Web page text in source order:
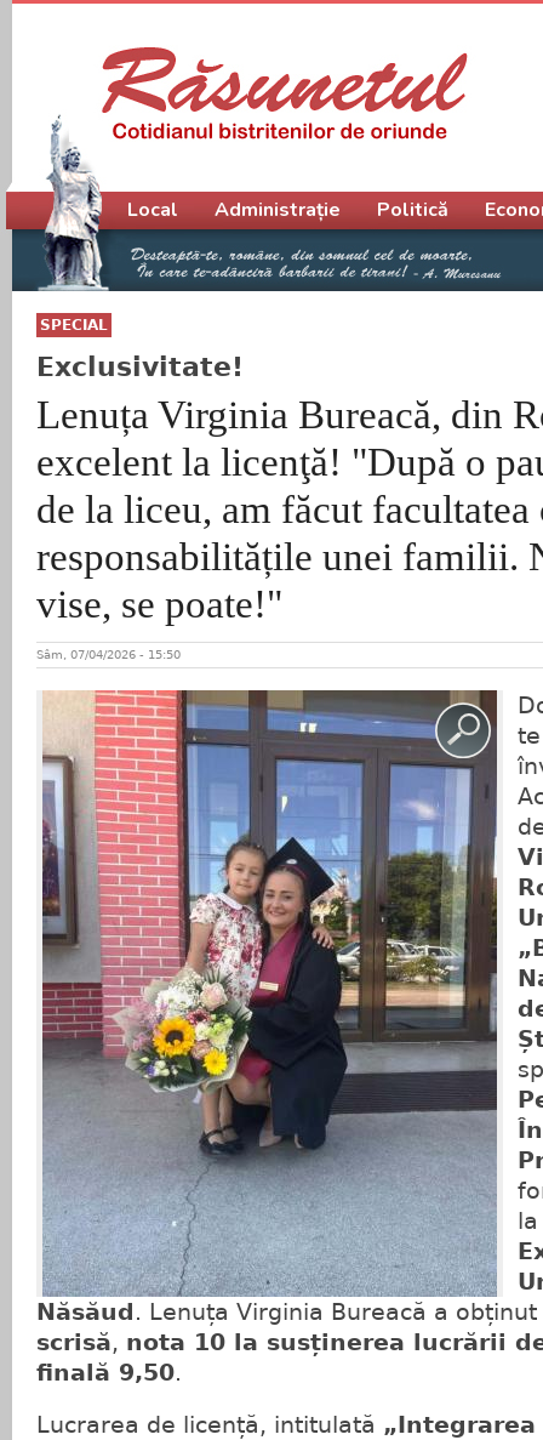
SPECIAL
Exclusivitate!
Lenuța Virginia Bureacă, din
excelent la licenţă! "După o
de la liceu, am făcut facultatea
responsabilitățile unei familii.
vise, se poate!"
Sâm, 07/04/2026 - 15:50
Năsăud . Lenuța Virginia Bureacă a obținut
scrisă, nota 10 la susținerea lucrării
finală 9,50.
Lucrarea de licență, intitulată
Meniu principal
Local Administrație Politică